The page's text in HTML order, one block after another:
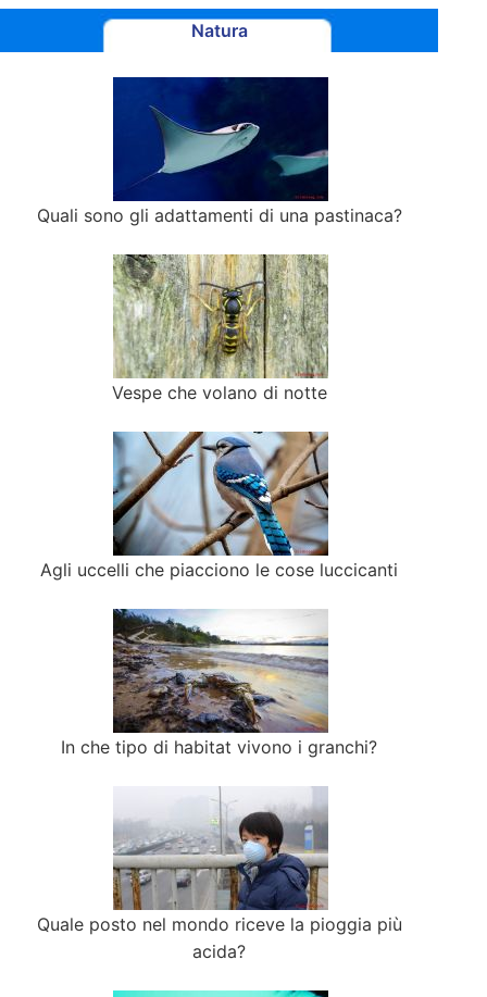
Natura
Quali sono gli adattamenti di una pastinaca?
Vespe che volano di notte
Agli uccelli che piacciono le cose luccicanti
In che tipo di habitat vivono i granchi?
Quale posto nel mondo riceve la pioggia più
acida?